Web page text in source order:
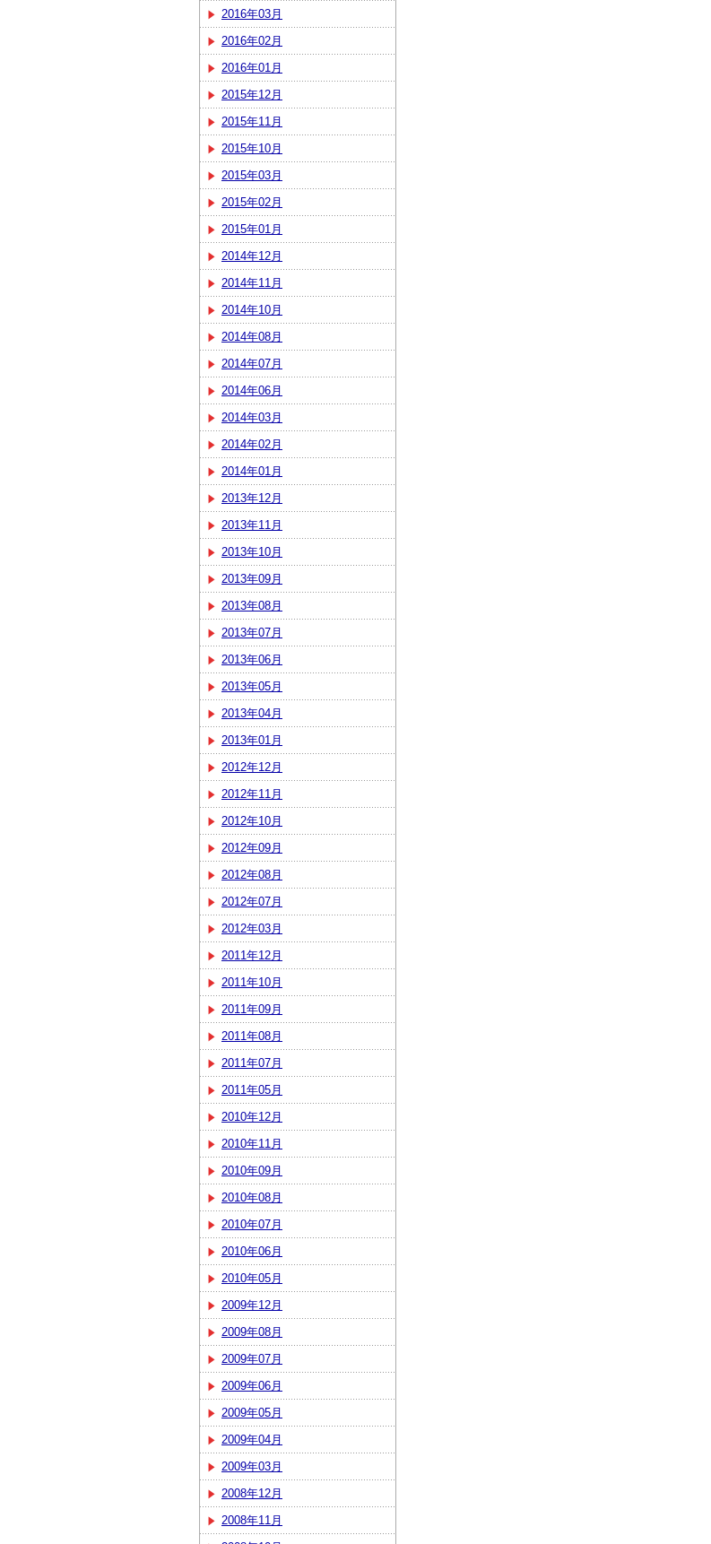
2016年03月
2016年02月
2016年01月
2015年12月
2015年11月
2015年10月
2015年03月
2015年02月
2015年01月
2014年12月
2014年11月
2014年10月
2014年08月
2014年07月
2014年06月
2014年03月
2014年02月
2014年01月
2013年12月
2013年11月
2013年10月
2013年09月
2013年08月
2013年07月
2013年06月
2013年05月
2013年04月
2013年01月
2012年12月
2012年11月
2012年10月
2012年09月
2012年08月
2012年07月
2012年03月
2011年12月
2011年10月
2011年09月
2011年08月
2011年07月
2011年05月
2010年12月
2010年11月
2010年09月
2010年08月
2010年07月
2010年06月
2010年05月
2009年12月
2009年08月
2009年07月
2009年06月
2009年05月
2009年04月
2009年03月
2008年12月
2008年11月